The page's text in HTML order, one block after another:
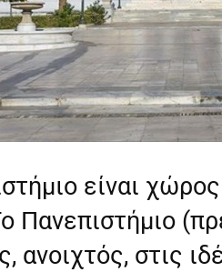
είναι
Πανεπιστήμιο
ανοιχτός, στις